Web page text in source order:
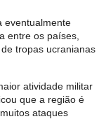
eventualmente
entre os países,
tropas ucranianas
atividade militar
que a região é
ataques